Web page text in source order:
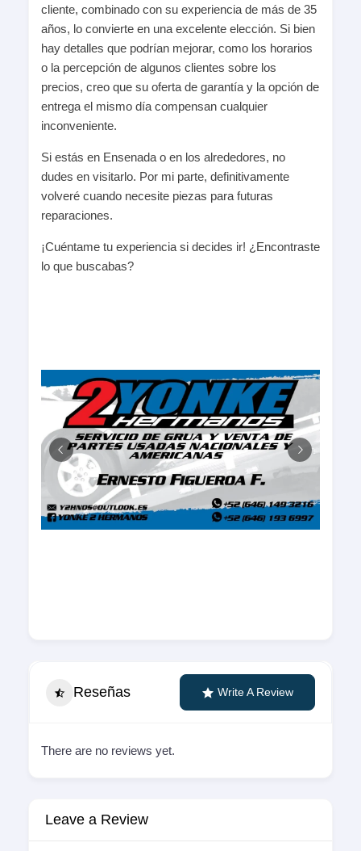
cliente, combinado con su experiencia de más de 35
años, lo convierte en una excelente elección. Si bien
hay detalles que podrían mejorar, como los horarios
o la percepción de algunos clientes sobre los
precios, creo que su oferta de garantía y la opción de
entrega el mismo día compensan cualquier
inconveniente.
Si estás en Ensenada o en los alrededores, no
dudes en visitarlo. Por mi parte, definitivamente
volveré cuando necesite piezas para futuras
reparaciones.
¡Cuéntame tu experiencia si decides ir! ¿Encontraste
lo que buscabas?
Reseñas Write A Review
There are no reviews yet.
Leave a Review